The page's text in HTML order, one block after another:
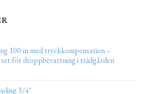
100 m med tryckkompensation –
för droppbevattning i trädgården
3/4"